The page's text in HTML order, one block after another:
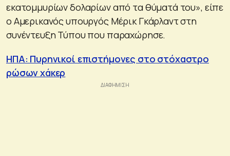
εκατομμυρίων δολαρίων από τα θύματά του», είπε
ο Αμερικανός υπουργός Μέρικ Γκάρλαντ στη
συνέντευξη Τύπου που παραχώρησε.
ΗΠΑ: Πυρηνικοί επιστήμονες στο στόχαστρο
ρώσων χάκερ